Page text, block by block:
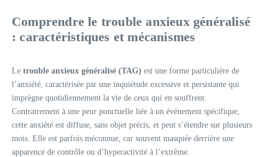
Comprendre le trouble anxieux généralisé
: caractéristiques et mécanismes
Le trouble anxieux généralisé (TAG) est une forme particulière de
l’anxiété, caractérisée par une inquiétude excessive et persistante qui
imprègne quotidiennement la vie de ceux qui en souffrent.
Contrairement à une peur ponctuelle liée à un événement spécifique,
cette anxiété est diffuse, sans objet précis, et peut s’étendre sur plusieurs
mois. Elle est parfois méconnue, car souvent masquée derrière une
apparence de contrôle ou d’hyperactivité à l’extrême.